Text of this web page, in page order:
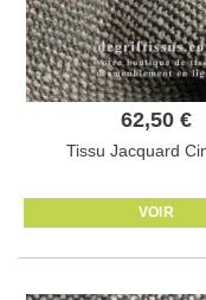
62,50 €
Tissu Jacquard
VOIR